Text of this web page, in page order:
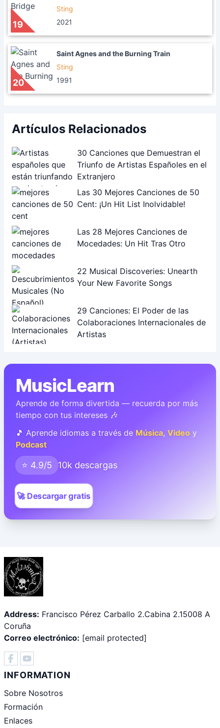
19
Sting
2021
20
Saint Agnes and the Burning Train
Sting
1991
Artículos Relacionados
30 Canciones que Demuestran el
Triunfo de Artistas Españoles en el
Extranjero
Las 30 Mejores Canciones de 50
Cent: ¡Un Hit List Inolvidable!
Las 28 Mejores Canciones de
Mocedades: Un Hit Tras Otro
22 Musical Discoveries: Unearth
Your New Favorite Songs
29 Canciones: El Poder de las
Colaboraciones Internacionales de
Artistas
MusicLearn
Aprende de forma divertida — recuerda por más
tiempo con tus intereses 🎶
🎵 Aprende idiomas a través de Música, Video y
Podcast
⭐ 4.9/5 10k descargas
🚀 Descargar gratis
Address: Francisco Pérez Carballo 2.Cabina 2.15008 A
Coruña
Correo electrónico: [email protected]
INFORMATION
Sobre Nosotros
Formación
Enlaces